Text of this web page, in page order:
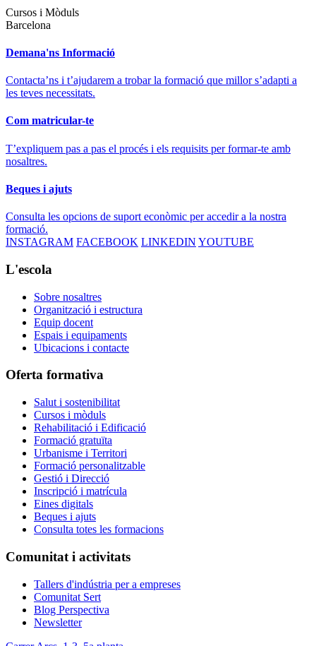
Cursos i Mòduls
Barcelona
Demana'ns Informació
Contacta’ns i t’ajudarem a trobar la formació que millor s’adapti a
les teves necessitats.
Com matricular-te
T’expliquem pas a pas el procés i els requisits per formar-te amb
nosaltres.
Beques i ajuts
Consulta les opcions de suport econòmic per accedir a la nostra
formació.
INSTAGRAM FACEBOOK LINKEDIN YOUTUBE
L'escola
Sobre nosaltres
Organització i estructura
Equip docent
Espais i equipaments
Ubicacions i contacte
Oferta formativa
Salut i sostenibilitat
Cursos i mòduls
Rehabilitació i Edificació
Formació gratuïta
Urbanisme i Territori
Formació personalitzable
Gestió i Direcció
Inscripció i matrícula
Eines digitals
Beques i ajuts
Consulta totes les formacions
Comunitat i activitats
Tallers d'indústria per a empreses
Comunitat Sert
Blog Perspectiva
Newsletter